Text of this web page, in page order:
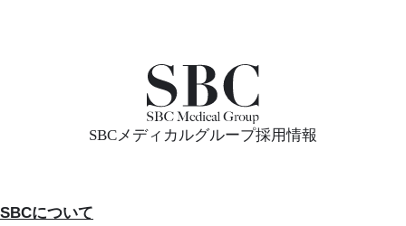
SBCメディカルグループ採用情報
SBCについて